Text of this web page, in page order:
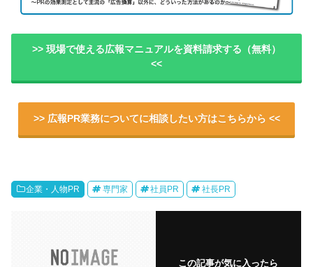
>> 現場で使える広報マニュアルを資料請求する（無料）
<<
>> 広報PR業務についてに相談したい方はこちらから <<
企業・人物PR 専門家 社員PR 社長PR
この記事が気に入ったら